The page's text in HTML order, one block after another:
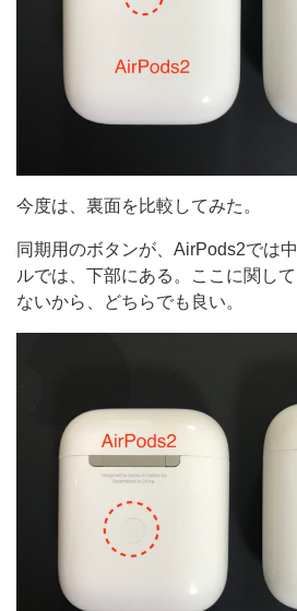
今度は、裏面を比較してみた。
同期用のボタンが、AirPods2では
ルでは、下部にある。ここに関し
ないから、どちらでも良い。